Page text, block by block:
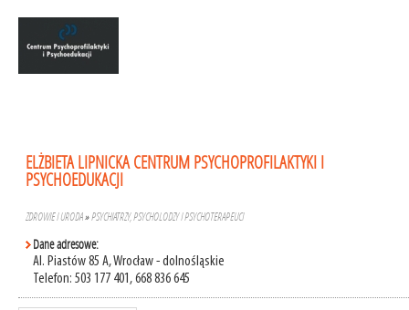
ELŻBIETA LIPNICKA CENTRUM PSYCHOPROFILAKTYKI I
PSYCHOEDUKACJI
ZDROWIE I URODA»PSYCHIATRZY, PSYCHOLODZY I PSYCHOTERAPEUCI
Dane adresowe:
Al. Piastów 85 A, Wrocław - dolnośląskie
Telefon: 503 177 401, 668 836 645